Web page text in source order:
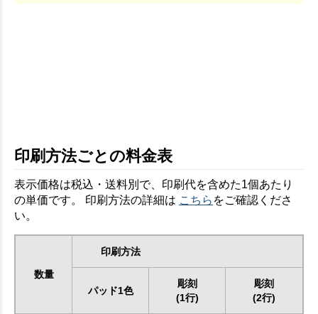
印刷方法ごとの料金表
表示価格は税込・送料別で、印刷代を含めた1個あたり
の単価です。 印刷方法の詳細は こちら をご確認くださ
い。
数量
印刷方法
パッド1色
彫刻
(1行)
彫刻
(2行)